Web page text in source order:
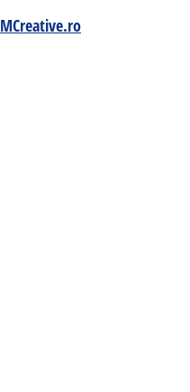
MCreative.ro